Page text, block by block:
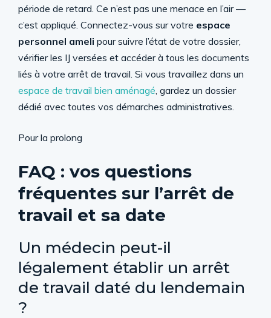
période de retard. Ce n’est pas une menace en l’air —
c’est appliqué. Connectez-vous sur votre espace
personnel ameli pour suivre l’état de votre dossier,
vérifier les IJ versées et accéder à tous les documents
liés à votre arrêt de travail. Si vous travaillez dans un
espace de travail bien aménagé, gardez un dossier
dédié avec toutes vos démarches administratives.
Pour la prolong
FAQ : vos questions
fréquentes sur l’arrêt de
travail et sa date
Un médecin peut-il
légalement établir un arrêt
de travail daté du lendemain
?